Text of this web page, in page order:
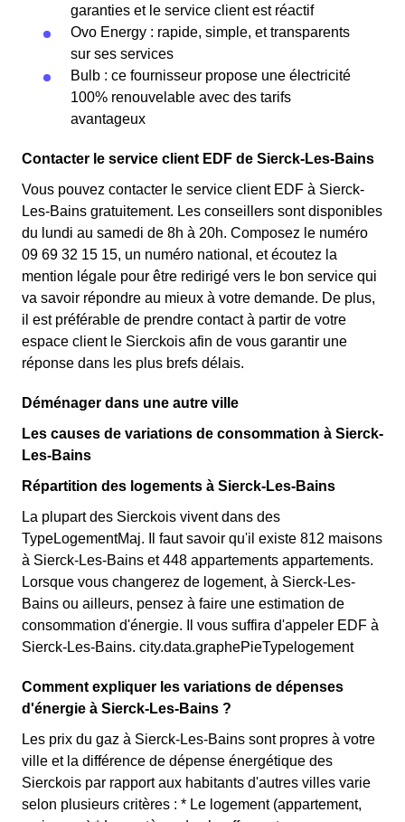
garanties et le service client est réactif
Ovo Energy : rapide, simple, et transparents
sur ses services
Bulb : ce fournisseur propose une électricité
100% renouvelable avec des tarifs
avantageux
Contacter le service client EDF de Sierck-Les-Bains
Vous pouvez contacter le service client EDF à Sierck-
Les-Bains gratuitement. Les conseillers sont disponibles
du lundi au samedi de 8h à 20h. Composez le numéro
09 69 32 15 15, un numéro national, et écoutez la
mention légale pour être redirigé vers le bon service qui
va savoir répondre au mieux à votre demande. De plus,
il est préférable de prendre contact à partir de votre
espace client le Sierckois afin de vous garantir une
réponse dans les plus brefs délais.
Déménager dans une autre ville
Les causes de variations de consommation à Sierck-
Les-Bains
Répartition des logements à Sierck-Les-Bains
La plupart des Sierckois vivent dans des
TypeLogementMaj. Il faut savoir qu'il existe 812 maisons
à Sierck-Les-Bains et 448 appartements appartements.
Lorsque vous changerez de logement, à Sierck-Les-
Bains ou ailleurs, pensez à faire une estimation de
consommation d'énergie. Il vous suffira d'appeler EDF à
Sierck-Les-Bains. city.data.graphePieTypelogement
Comment expliquer les variations de dépenses
d'énergie à Sierck-Les-Bains ?
Les prix du gaz à Sierck-Les-Bains sont propres à votre
ville et la différence de dépense énergétique des
Sierckois par rapport aux habitants d'autres villes varie
selon plusieurs critères : * Le logement (appartement,